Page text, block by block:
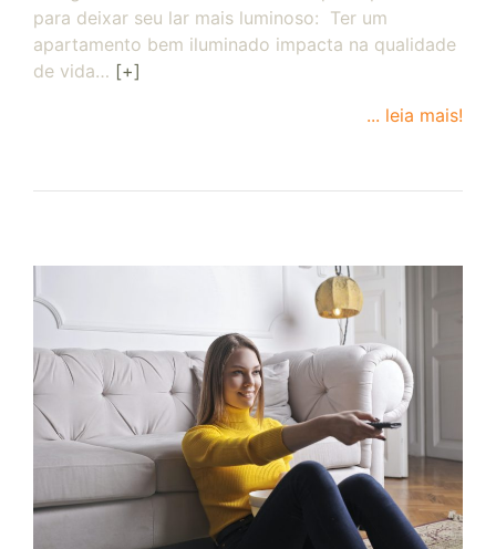
para deixar seu lar mais luminoso: Ter um
apartamento bem iluminado impacta na qualidade
de vida… [+]
... leia mais!